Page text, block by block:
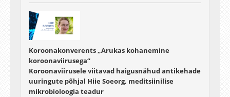
Koroonakonverents „Arukas kohanemine
koroonaviirusega“
Koroonaviirusele viitavad haigusnähud antikehade
uuringute põhjal Hiie Soeorg, meditsiinilise
mikrobioloogia teadur